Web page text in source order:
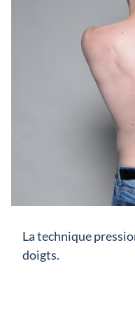
La technique
doigts.